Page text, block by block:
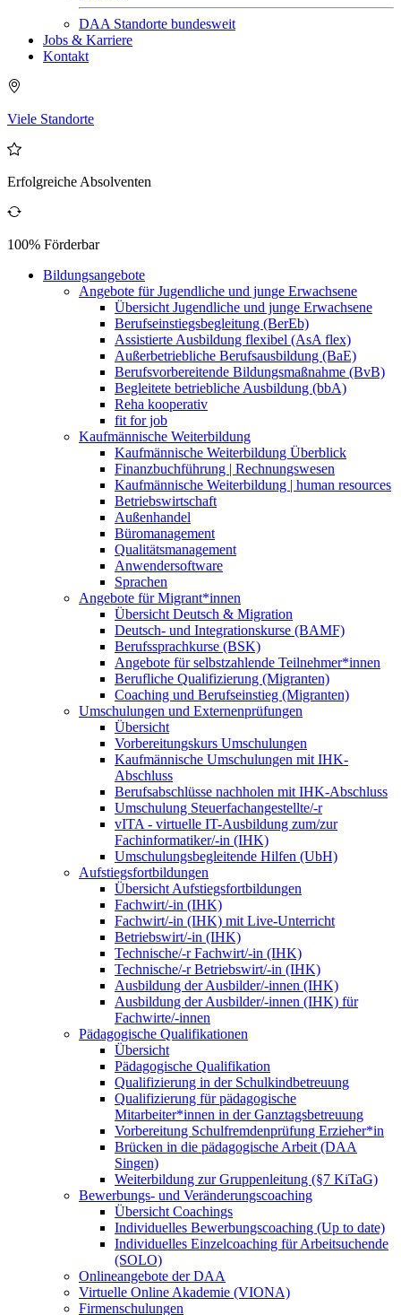
DAA Standorte bundesweit
Jobs & Karriere
Kontakt
Viele Standorte
Erfolgreiche Absolventen
100% Förderbar
Bildungsangebote
Angebote für Jugendliche und junge Erwachsene
Übersicht Jugendliche und junge Erwachsene
Berufseinstiegsbegleitung (BerEb)
Assistierte Ausbildung flexibel (AsA flex)
Außerbetriebliche Berufsausbildung (BaE)
Berufsvorbereitende Bildungsmaßnahme (BvB)
Begleitete betriebliche Ausbildung (bbA)
Reha kooperativ
fit for job
Kaufmännische Weiterbildung
Kaufmännische Weiterbildung Überblick
Finanzbuchführung | Rechnungswesen
Kaufmännische Weiterbildung | human resources
Betriebswirtschaft
Außenhandel
Büromanagement
Qualitätsmanagement
Anwendersoftware
Sprachen
Angebote für Migrant*innen
Übersicht Deutsch & Migration
Deutsch- und Integrationskurse (BAMF)
Berufssprachkurse (BSK)
Angebote für selbstzahlende Teilnehmer*innen
Berufliche Qualifizierung (Migranten)
Coaching und Berufseinstieg (Migranten)
Umschulungen und Externenprüfungen
Übersicht
Vorbereitungskurs Umschulungen
Kaufmännische Umschulungen mit IHK-
Abschluss
Berufsabschlüsse nachholen mit IHK-Abschluss
Umschulung Steuerfachangestellte/-r
vITA - virtuelle IT-Ausbildung zum/zur
Fachinformatiker/-in (IHK)
Umschulungsbegleitende Hilfen (UbH)
Aufstiegsfortbildungen
Übersicht Aufstiegsfortbildungen
Fachwirt/-in (IHK)
Fachwirt/-in (IHK) mit Live-Unterricht
Betriebswirt/-in (IHK)
Technische/-r Fachwirt/-in (IHK)
Technische/-r Betriebswirt/-in (IHK)
Ausbildung der Ausbilder/-innen (IHK)
Ausbildung der Ausbilder/-innen (IHK) für
Fachwirte/-innen
Pädagogische Qualifikationen
Übersicht
Pädagogische Qualifikation
Qualifizierung in der Schulkindbetreuung
Qualifizierung für pädagogische
Mitarbeiter*innen in der Ganztagsbetreuung
Vorbereitung Schulfremdenprüfung Erzieher*in
Brücken in die pädagogische Arbeit (DAA
Singen)
Weiterbildung zur Gruppenleitung (§7 KiTaG)
Bewerbungs- und Veränderungscoaching
Übersicht Coachings
Individuelles Bewerbungscoaching (Up to date)
Individuelles Einzelcoaching für Arbeitsuchende
(SOLO)
Onlineangebote der DAA
Virtuelle Online Akademie (VIONA)
Firmenschulungen